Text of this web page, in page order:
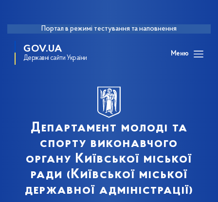
Портал в режимі тестування та наповнення
GOV.UA
Державні сайти України
Меню
Департамент молоді та
спорту виконавчого
органу Київської міської
ради (Київської міської
державної адміністрації)